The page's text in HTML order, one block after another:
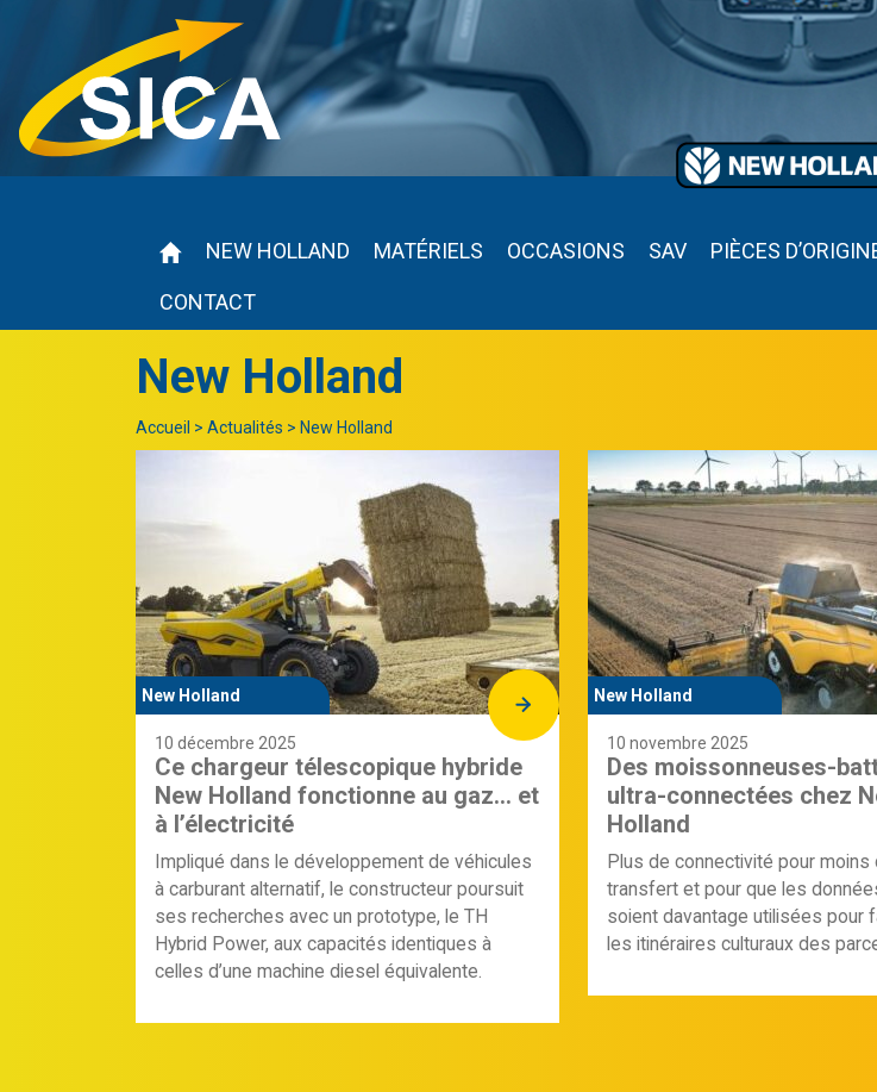
NEW HOLLAND MATÉRIELS OCCASIONS SAV PIÈCES
CONTACT
New Holland
Accueil > Actualités > New Holland
New Holland
10 décembre 2025
Ce chargeur télescopique hybride
New Holland fonctionne au gaz… et
à l’électricité
Impliqué dans le développement de véhicules
à carburant alternatif, le constructeur poursuit
ses recherches avec un prototype, le TH
Hybrid Power, aux capacités identiques à
celles d’une machine diesel équivalente.
New Holland
10 novembre 2025
Des moissonneuses-
ultra-connectées chez
Holland
Plus de connectivité pour
transfert et pour que les
soient davantage utilisées pour
les itinéraires culturaux des